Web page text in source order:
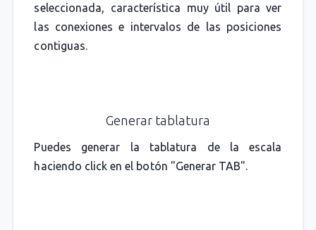
seleccionada, característica muy útil para ver
las conexiones e intervalos de las posiciones
contiguas.
Generar tablatura
Puedes generar la tablatura de la escala
haciendo click en el botón "Generar TAB".